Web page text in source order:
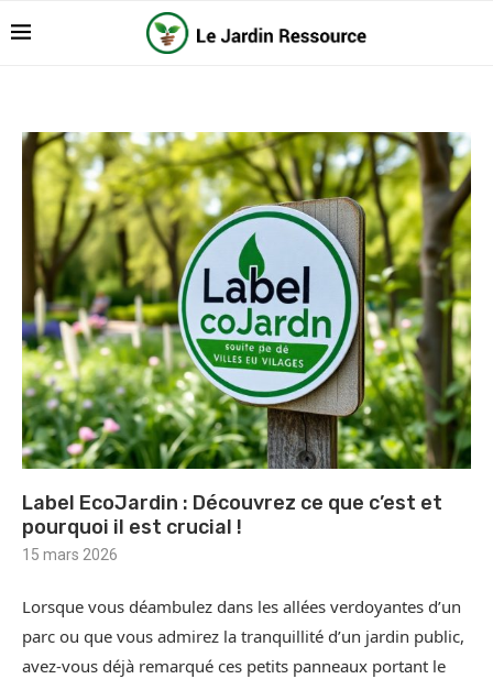
Label EcoJardin : Découvrez ce que c’est et
pourquoi il est crucial !
15 mars 2026
Lorsque vous déambulez dans les allées verdoyantes d’un
parc ou que vous admirez la tranquillité d’un jardin public,
avez-vous déjà remarqué ces petits panneaux portant le